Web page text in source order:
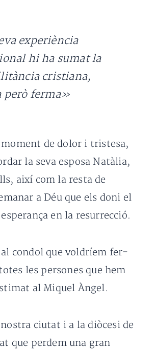
experiència
hi ha sumat la
cristiana,
però ferma»
moment de dolor i tristesa,
la seva esposa Natàlia,
així com la resta de
a Déu que els doni el
en la resurrecció.
condol que voldríem fer-
les persones que hem
al Miquel Àngel.
ciutat i a la diòcesi de
que perdem una gran